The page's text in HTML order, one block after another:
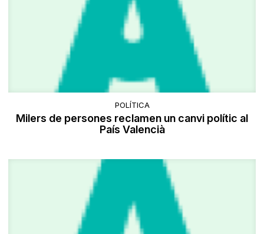
POLÍTICA
Milers de persones reclamen un canvi polític al
País Valencià